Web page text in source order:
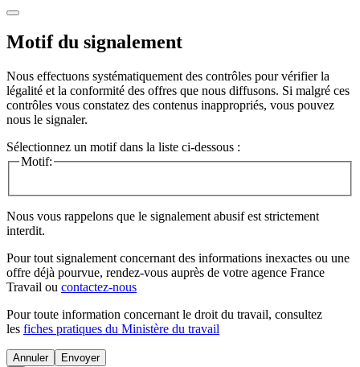
Motif du signalement
Nous effectuons systématiquement des contrôles pour vérifier la
légalité et la conformité des offres que nous diffusons. Si malgré ces
contrôles vous constatez des contenus inappropriés, vous pouvez
nous le signaler.
Sélectionnez un motif dans la liste ci-dessous :
Motif:
Nous vous rappelons que le signalement abusif est strictement
interdit.
Pour tout signalement concernant des informations inexactes ou une
offre déjà pourvue, rendez-vous auprès de votre agence France
Travail ou contactez-nous
Pour toute information concernant le droit du travail, consultez
les fiches pratiques du Ministère du travail
Annuler